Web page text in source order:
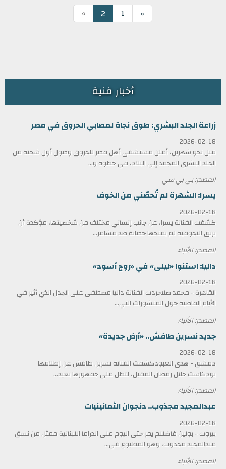
«
1
2
»
أخبار فنية
زراعة الجلد البشري: طوق نجاة لمصابي الحروق في مصر
2026-02-18
قبل نحو شهرين، أعلن مستشفى أهل مصر للحروق وصول أول شحنة من
الجلد البشري المجمد إلى البلاد، في خطوة و...
المصدر: بي بي سي
يسرا: الشهرة لم تُحصّني من الخوف
2026-02-18
كشفت الفنانة يسرا، عن جانب إنساني مختلف من شخصيتها، مؤكدة أن
بريق النجومية لم يمنحها حصانة ضد مشاعر...
المصدر: الأنباء
داليا: استنوا «ليلى» في «روج أسود»
2026-02-18
القاهرة - محمد صلاحردت الفنانة داليا مصطفى على الجدل الذي أثير في
الأيام الماضية حول المنشورات التي...
المصدر: الأنباء
جديد نسرين طافش.. «أرض جديدة»
2026-02-18
دمشق - هدى العبودكشفت الفنانة نسرين طافش عن إطلاقها
بودكاست خلال رمضان المقبل، لتطل على جمهورها بعيد...
المصدر: الأنباء
عبدالمجيد مجذوب.. دنجوان الثمانينيات
2026-02-18
بيروت - بولين فاضللم يمر حتى اليوم على الدراما اللبنانية ممثل من نسق
عبدالمجيد مجذوب، وهو المطبوع في...
المصدر: الأنباء